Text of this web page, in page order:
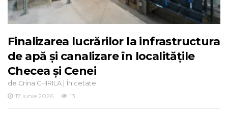
Finalizarea lucrărilor la infrastructura
de apă și canalizare în localitățile
Checea și Cenei
de Crina CHIRILA | În cetate
17 iunie 2026
13